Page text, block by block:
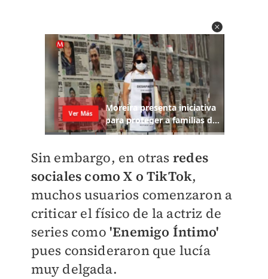
Sin embargo, en otras redes
sociales como X o TikTok,
muchos usuarios comenzaron a
criticar el físico de la actriz de
series como 'Enemigo Íntimo'
pues consideraron que lucía
muy delgada.